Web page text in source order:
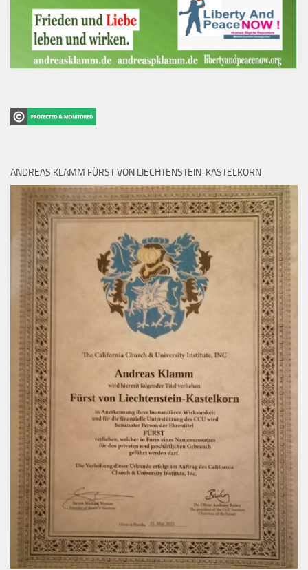
ANDREAS KLAMM FÜRST VON LIECHTENSTEIN-KASTELKORN